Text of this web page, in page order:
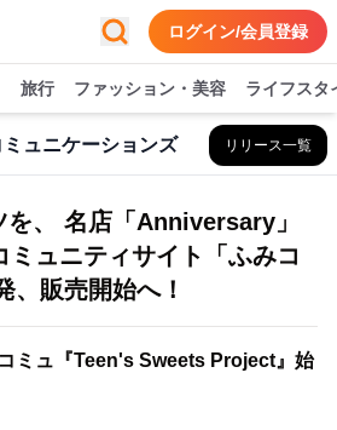
ログイン/会員登録
旅行 ファッション・美容 ライフスタ
ュニケーションズ リリース一覧
、 名店「Anniversary」
ミュニティサイト「ふみコ
、販売開始へ！
ミュ『Teen's Sweets Project』始